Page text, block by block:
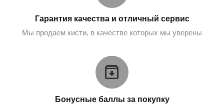
Гарантия качества и отличный сервис
Мы продаем кисти, в качестве которых мы уверены
Бонусные баллы за покупку